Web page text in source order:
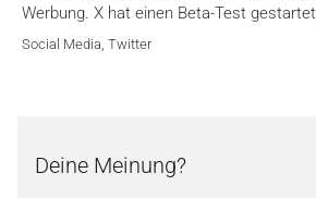
Werbung. X hat einen Beta-Test
Social Media Twitter
Deine Meinung?